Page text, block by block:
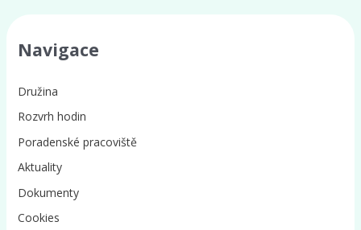
Navigace
Družina
Rozvrh hodin
Poradenské pracoviště
Aktuality
Dokumenty
Cookies